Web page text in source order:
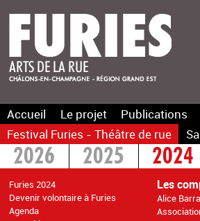
Accueil Le projet Publications
Festival Furies - Théâtre de rue
2026 2025 2024
Furies 2024
Devenir volontaire à Furies
Agenda
Les
Alice
2016